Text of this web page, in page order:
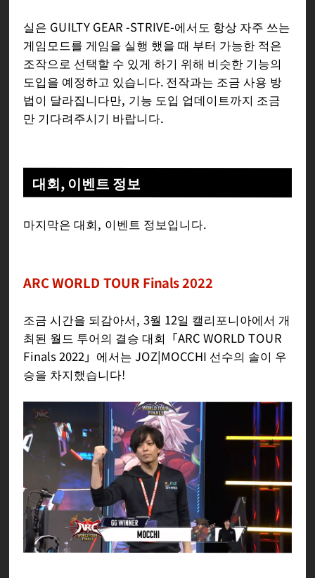
실은 GUILTY GEAR -STRIVE-에서도 항상 자주 쓰는
게임모드를 게임을 실행 했을 때 부터 가능한 적은
조작으로 선택할 수 있게 하기 위해 비슷한 기능의
도입을 예정하고 있습니다. 전작과는 조금 사용 방
법이 달라집니다만, 기능 도입 업데이트까지 조금
만 기다려주시기 바랍니다.
대회, 이벤트 정보
마지막은 대회, 이벤트 정보입니다.
ARC WORLD TOUR Finals 2022
조금 시간을 되감아서, 3월 12일 캘리포니아에서 개
최된 월드 투어의 결승 대회「ARC WORLD TOUR
Finals 2022」에서는 JOZ|MOCCHI 선수의 솔이 우
승을 차지했습니다!